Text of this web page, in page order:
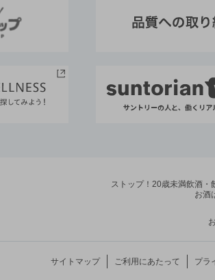
ストップ！20歳未満飲酒・
お酒
サイトマップ ご利用にあたって プラ